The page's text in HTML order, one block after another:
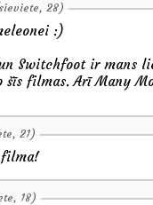
28)
:)
Switchfoot ir mans
šīs filmas. Arī Many
21)
filma!
18)